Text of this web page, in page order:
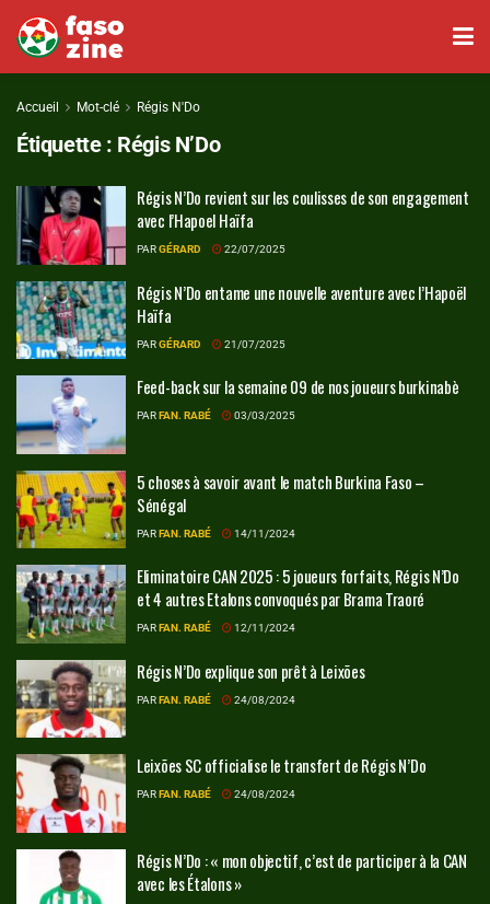
Accueil Mot-clé Régis N'Do
Étiquette : Régis N’Do
Régis N’Do revient sur les coulisses de son engagement
avec l’Hapoel Haïfa
PARGÉRARD 22/07/2025
Régis N’Do entame une nouvelle aventure avec l’Hapoël
Haïfa
PARGÉRARD 21/07/2025
Feed-back sur la semaine 09 de nos joueurs burkinabè
PARFAN. RABÉ 03/03/2025
5 choses à savoir avant le match Burkina Faso –
Sénégal
PARFAN. RABÉ 14/11/2024
Eliminatoire CAN 2025 : 5 joueurs forfaits, Régis N’Do
et 4 autres Etalons convoqués par Brama Traoré
PARFAN. RABÉ 12/11/2024
Régis N’Do explique son prêt à Leixões
PARFAN. RABÉ 24/08/2024
Leixões SC officialise le transfert de Régis N’Do
PARFAN. RABÉ 24/08/2024
Régis N’Do : « mon objectif, c’est de participer à la CAN
avec les Étalons »